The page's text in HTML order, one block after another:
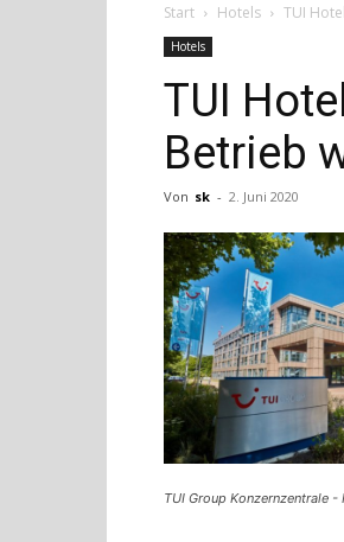
Start Hotels TUI
Hotels
TUI
Betrieb
Von sk - 2. Juni 2020
TUI Group Konzernzentrale -